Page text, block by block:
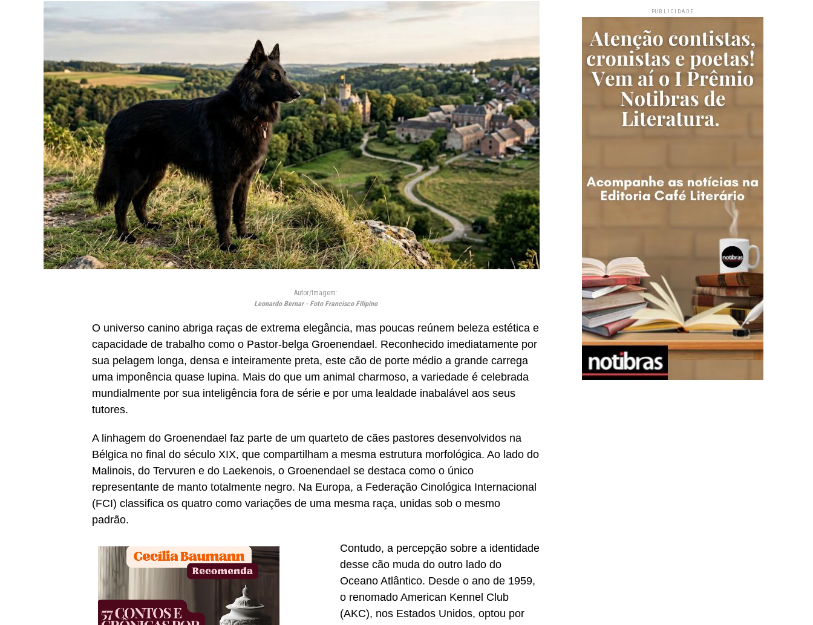
Autor/Imagem:
Leonardo Bernar - Foto Francisco Filipino
O universo canino abriga raças de extrema elegância, mas poucas reúnem beleza estética e
capacidade de trabalho como o Pastor-belga Groenendael. Reconhecido imediatamente por
sua pelagem longa, densa e inteiramente preta, este cão de porte médio a grande carrega
uma imponência quase lupina. Mais do que um animal charmoso, a variedade é celebrada
mundialmente por sua inteligência fora de série e por uma lealdade inabalável aos seus
tutores.
A linhagem do Groenendael faz parte de um quarteto de cães pastores desenvolvidos na
Bélgica no final do século XIX, que compartilham a mesma estrutura morfológica. Ao lado do
Malinois, do Tervuren e do Laekenois, o Groenendael se destaca como o único
representante de manto totalmente negro. Na Europa, a Federação Cinológica Internacional
(FCI) classifica os quatro como variações de uma mesma raça, unidas sob o mesmo
padrão.
Contudo, a percepção sobre a identidade
desse cão muda do outro lado do
Oceano Atlântico. Desde o ano de 1959,
o renomado American Kennel Club
(AKC), nos Estados Unidos, optou por
PUBLICIDADE